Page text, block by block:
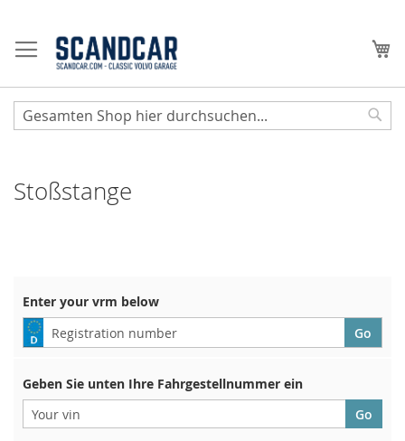
Inhalt
springen
Stoßstange
Enter your vrm below
Geben Sie unten Ihre Fahrgestellnummer ein